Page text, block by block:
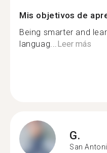
Mis objetivos de
Being smarter and
languag...Leer más
G.
San